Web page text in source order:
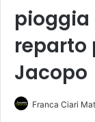
pioggia
reparto
Jacopo
Franca Ciari